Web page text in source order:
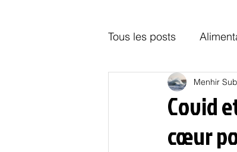
Tous les posts
Education
Oligarchie
Covid
cœur
Menhir